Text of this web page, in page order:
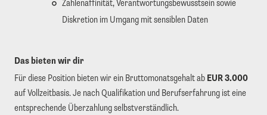
Zahlenaffinität, Verantwortungsbewusstsein sowie
Diskretion im Umgang mit sensiblen Daten
Das bieten wir dir
Für diese Position bieten wir ein Bruttomonatsgehalt ab EUR 3.000
auf Vollzeitbasis. Je nach Qualifikation und Berufserfahrung ist eine
entsprechende Überzahlung selbstverständlich.